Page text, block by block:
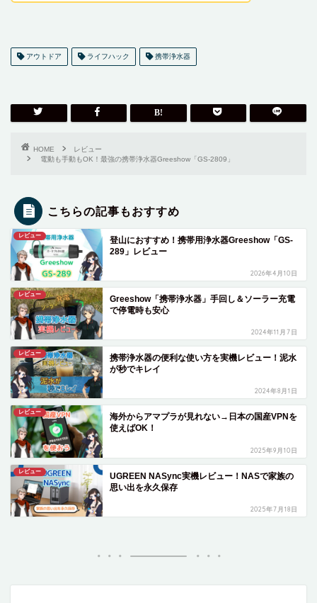
アウトドア ライフハック 携帯浄水器
HOME
レビュー
電動も手動もOK！最強の携帯浄水器Greeshow「GS-2809」
こちらの記事もおすすめ
レビュー
登山におすすめ！携帯用浄水器Greeshow「GS-
289」レビュー
2026年4月10日
レビュー
Greeshow「携帯浄水器」手回し＆ソーラー充電
で停電時も安心
2024年11月7日
レビュー
携帯浄水器の便利な使い方を実機レビュー！泥水
が秒でキレイ
2024年8月1日
レビュー
海外からアマプラが見れない→日本の国産VPNを
使えばOK！
2025年9月10日
レビュー
UGREEN NASync実機レビュー！NASで家族の
思い出を永久保存
2025年7月18日